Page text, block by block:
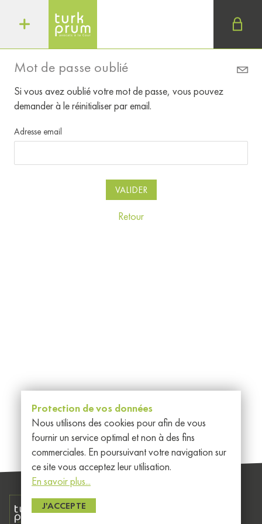
Mot de passe oublié
Si vous avez oublié votre mot de passe, vous pouvez
demander à le réinitialiser par email.
Adresse email
Retour
Member of EEIG
Protection de vos données
Nous utilisons des cookies pour afin de vous
fournir un service optimal et non à des fins
commerciales. En poursuivant votre navigation sur
ce site vous acceptez leur utilisation.
En savoir plus...
Généralités
J'ACCEPTE